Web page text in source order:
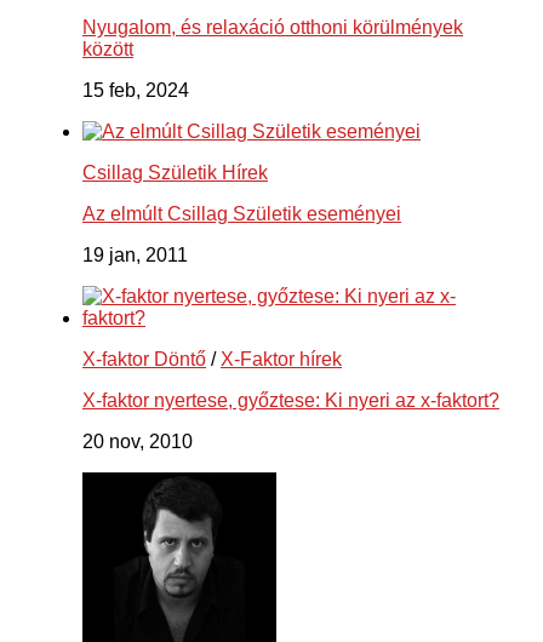
Nyugalom, és relaxáció otthoni körülmények
között
15 feb, 2024
Csillag Születik Hírek
Az elmúlt Csillag Születik eseményei
19 jan, 2011
X-faktor Döntő / X-Faktor hírek
X-faktor nyertese, győztese: Ki nyeri az x-faktort?
20 nov, 2010